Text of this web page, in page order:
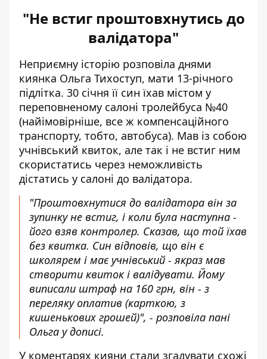
"Не встиг проштовхнутись до
валідатора"
Неприємну історію розповіла днями
киянка Ольга Тихоступ, мати 13-річного
підлітка. 30 січня її син їхав містом у
переповненому салоні тролейбуса №40
(найімовірніше, все ж компенсаційного
транспорту, тобто, автобуса). Мав із собою
учнівський квиток, але так і не встиг ним
скористатись через неможливість
дістатись у салоні до валідатора.
"Проштовхнутися до валідатора він за
зупинку не встиг, і коли була наступна -
його взяв контролер. Сказав, що той їхав
без квитка. Син відповів, що він є
школярем і має учнівський - якраз мав
створити квиток і валідувати. Йому
виписали штраф на 160 грн, він - з
переляку оплатив (карткою, з
кишенькових грошей)", - розповіла пані
Ольга у дописі.
У коментарях кияни стали згадувати схожі